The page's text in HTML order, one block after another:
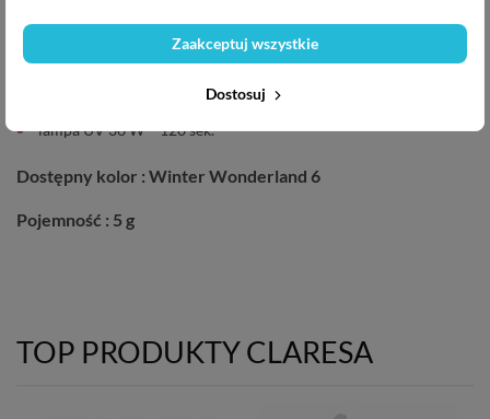
Dostosuj
Zaakceptuj wszystkie
lampa UV LED 6 W – 2 x 45 sek.
lampa UV LED 9 W – 2 x 45 sek.
lampa UV LED 48 W – 30 sek.
lampa UV 36 W – 120 sek.
Dostępny kolor : Winter Wonderland 6
Pojemność : 5 g
TOP PRODUKTY CLARESA